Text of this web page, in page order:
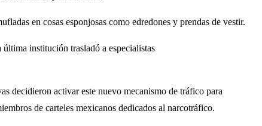
en cosas esponjosas como edredones y prendas de vestir.
institución trasladó a especialistas
decidieron activar este nuevo mecanismo de tráfico para
de carteles mexicanos dedicados al narcotráfico.